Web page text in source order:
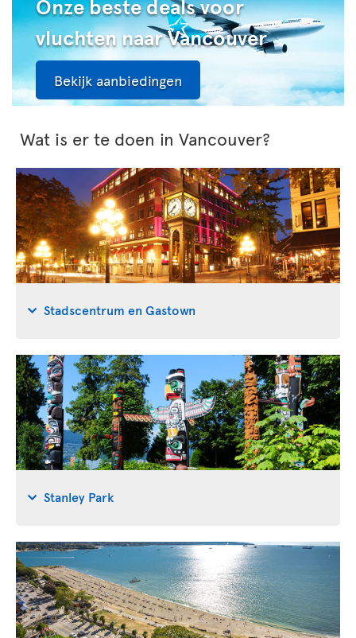
vluchten naar Vancouver
Bekijk aanbiedingen
Wat is er te doen in Vancouver?
Stadscentrum en Gastown
Stanley Park